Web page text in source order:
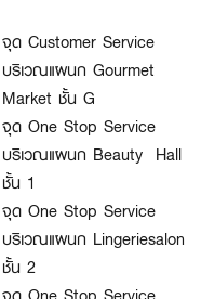
จุด Customer Service
บริเวณแผนก Gourmet
Market ชั้น G
จุด One Stop Service
บริเวณแผนก Beauty Hall
ชั้น 1
จุด One Stop Service
บริเวณแผนก Lingeriesalon
ชั้น 2